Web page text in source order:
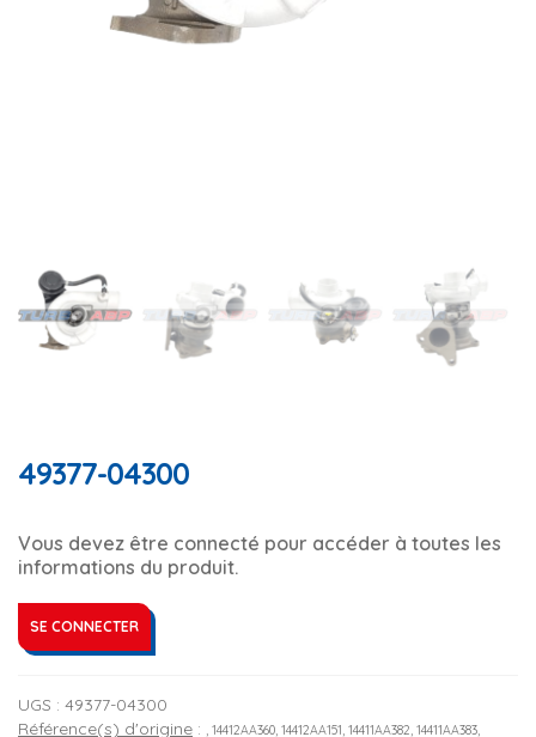
49377-04300
Vous devez être connecté pour accéder à toutes les
informations du produit.
SE CONNECTER
UGS : 49377-04300
Référence(s) d'origine : , 14412AA360, 14412AA151, 14411AA382, 14411AA383,